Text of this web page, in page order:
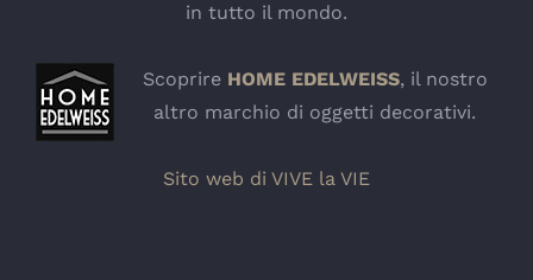
in tutto il mondo.
Scoprire HOME EDELWEISS, il nostro
altro marchio di oggetti decorativi.
Sito web di VIVE la VIE